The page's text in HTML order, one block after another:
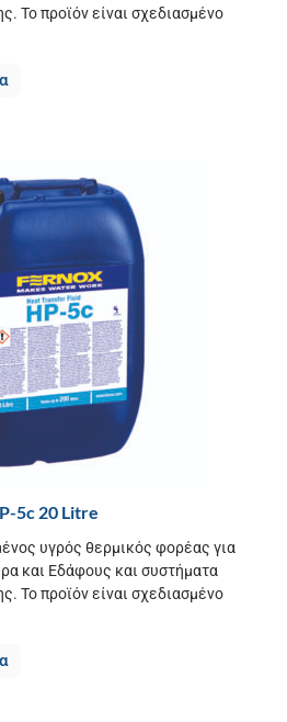
Το προϊόν είναι σχεδιασμένο
5c 20 Litre
υγρός θερμικός φορέας για
και Εδάφους και συστήματα
Το προϊόν είναι σχεδιασμένο